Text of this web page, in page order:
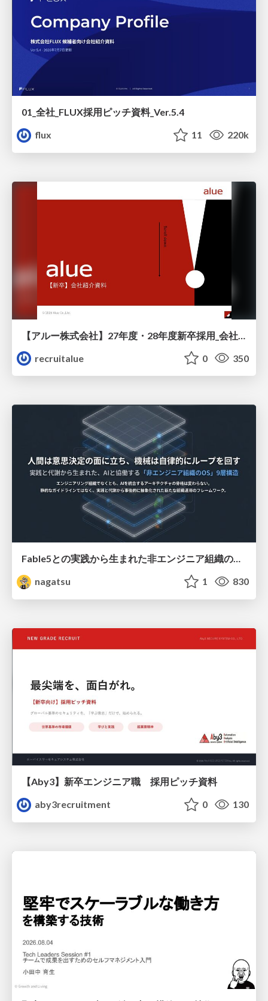
01_全社_FLUX採用ピッチ資料_Ver.5.4
flux
11 220k
recruitalue
0 350
Fable5との実践から生まれた非エンジニア組織のループエンジニアリング
nagatsu
1 830
【Aby3】新卒エンジニア職 採用ピッチ資料
aby3recruitment
0 130